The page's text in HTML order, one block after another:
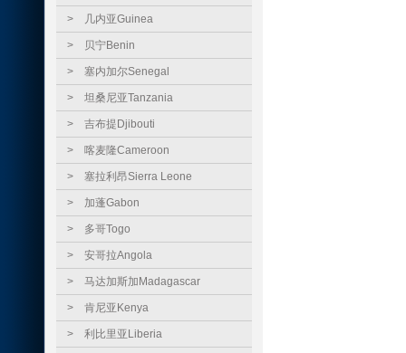
> 几内亚Guinea
> 贝宁Benin
> 塞内加尔Senegal
> 坦桑尼亚Tanzania
> 吉布提Djibouti
> 喀麦隆Cameroon
> 塞拉利昂Sierra Leone
> 加蓬Gabon
> 多哥Togo
> 安哥拉Angola
> 马达加斯加Madagascar
> 肯尼亚Kenya
> 利比里亚Liberia